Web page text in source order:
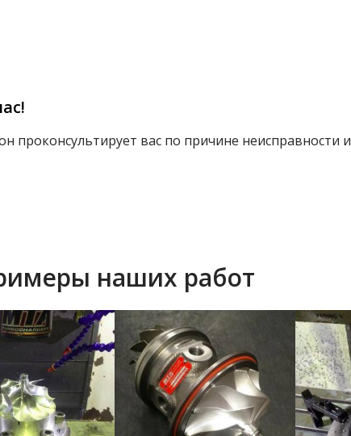
проконсультирует вас по причине неисправности и
наших работ